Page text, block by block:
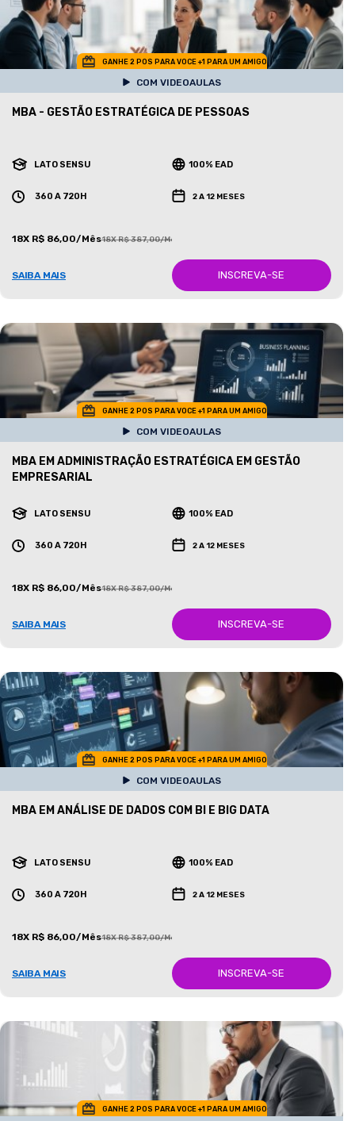
GANHE 2 POS PARA VOCE +1 PARA UM AMIGO
COM VIDEOAULAS
MBA - GESTÃO ESTRATÉGICA DE PESSOAS
LATO SENSU 100% EAD
360 A 720H 2 A 12 MESES
18X R$ 86,00/Mês18X R$ 387,00/Mês
SAIBA MAIS INSCREVA-SE
GANHE 2 POS PARA VOCE +1 PARA UM AMIGO
COM VIDEOAULAS
MBA EM ADMINISTRAÇÃO ESTRATÉGICA EM GESTÃO
EMPRESARIAL
LATO SENSU 100% EAD
360 A 720H 2 A 12 MESES
18X R$ 86,00/Mês18X R$ 387,00/Mês
SAIBA MAIS INSCREVA-SE
GANHE 2 POS PARA VOCE +1 PARA UM AMIGO
COM VIDEOAULAS
MBA EM ANÁLISE DE DADOS COM BI E BIG DATA
LATO SENSU 100% EAD
360 A 720H 2 A 12 MESES
18X R$ 86,00/Mês18X R$ 387,00/Mês
SAIBA MAIS INSCREVA-SE
GANHE 2 POS PARA VOCE +1 PARA UM AMIGO